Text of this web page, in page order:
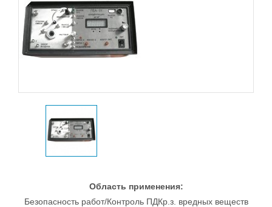
Область применения:
Безопасность работ/Контроль ПДКр.з. вредных веществ